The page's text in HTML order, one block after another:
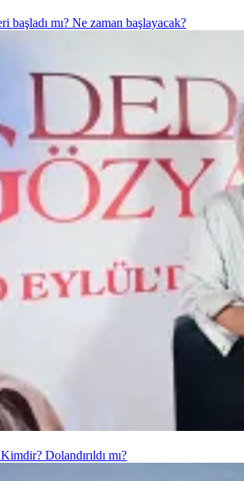
başladı mı? Ne zaman başlayacak?
Dolandırıldı mı?